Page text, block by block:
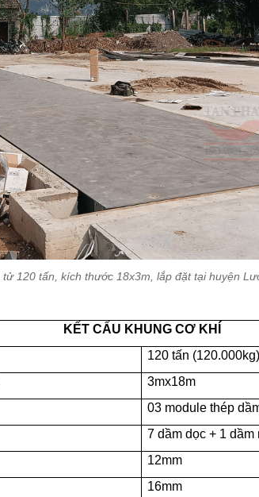
tử 120 tấn, kích thước 18x3m, lắp đặt tại huyện
KẾT CẤU KHUNG CƠ KHÍ
120 tấn (120.000kg)
3mx18m
03 module thép
7 dầm dọc + 1 dầm
12mm
16mm